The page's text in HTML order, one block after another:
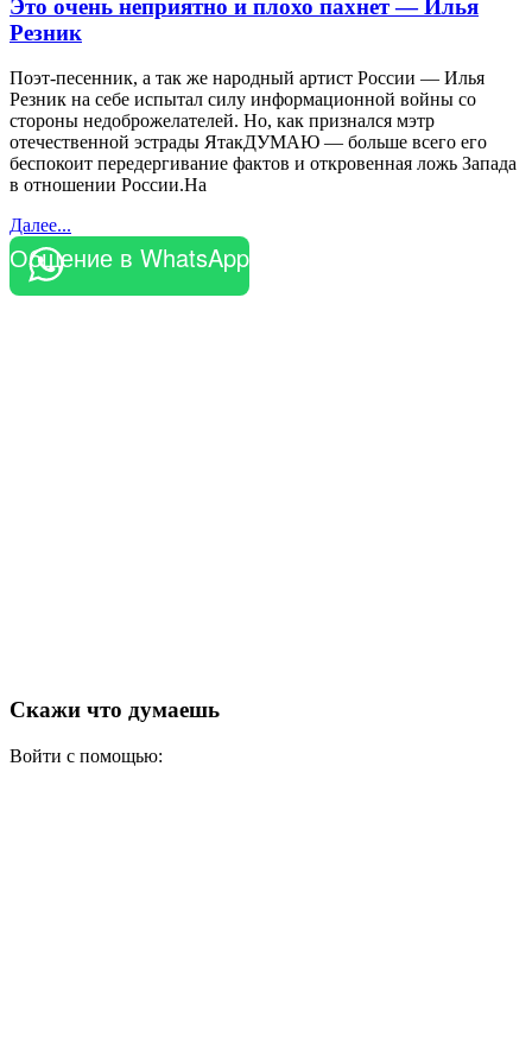
Это очень неприятно и плохо пахнет — Илья
Резник
Поэт-песенник, а так же народный артист России — Илья
Резник на себе испытал силу информационной войны со
стороны недоброжелателей. Но, как признался мэтр
отечественной эстрады ЯтакДУМАЮ — больше всего его
беспокоит передергивание фактов и откровенная ложь Запада
в отношении России.На
Далее...
Общение в WhatsApp
Скажи что думаешь
Войти с помощью: